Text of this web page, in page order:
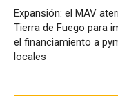
Tierra de Fuego para
el financiamiento a
locales